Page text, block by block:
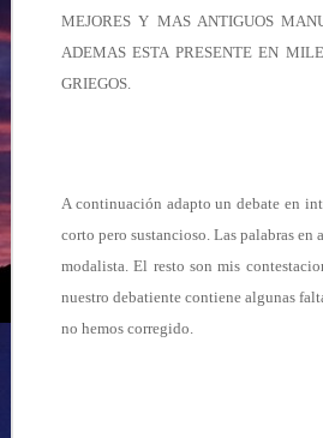
MEJORES Y MAS ANTIGUOS
ADEMAS ESTA PRESENTE EN
GRIEGOS.
A continuación adapto un debate en
corto pero sustancioso. Las palabras en
modalista. El resto son mis
nuestro debatiente contiene algunas
no hemos corregido.